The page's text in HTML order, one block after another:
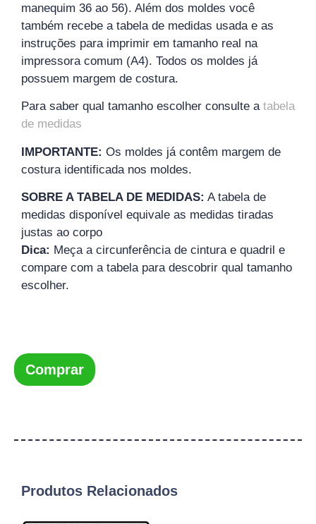
manequim 36 ao 56). Além dos moldes você
também recebe a tabela de medidas usada e as
instruções para imprimir em tamanho real na
impressora comum (A4). Todos os moldes já
possuem margem de costura.
Para saber qual tamanho escolher consulte a tabela
de medidas
IMPORTANTE: Os moldes já contêm margem de
costura identificada nos moldes.
SOBRE A TABELA DE MEDIDAS: A tabela de
medidas disponível equivale as medidas tiradas
justas ao corpo
Dica: Meça a circunferência de cintura e quadril e
compare com a tabela para descobrir qual tamanho
escolher.
Comprar
Produtos Relacionados